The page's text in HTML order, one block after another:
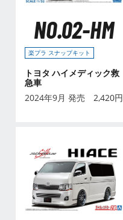
NO.02-HM
楽プラ スナップキット
トヨタ ハイメディック救
急車
2024年9月 発売 2,420円